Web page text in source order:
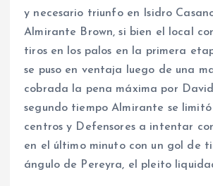
y necesario triunfo en Isidro
Almirante Brown, si bien el local
tiros en los palos en la primera
se puso en ventaja luego de una
cobrada la pena máxima por
segundo tiempo Almirante se
centros y Defensores a intentar
en el último minuto con un gol de
ángulo de Pereyra, el pleito